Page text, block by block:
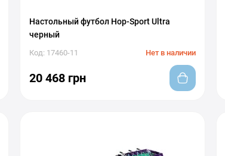
Настольный футбол Hop-Sport Ultra
черный
Код: 17460-11 Нет в наличии
20 468 грн